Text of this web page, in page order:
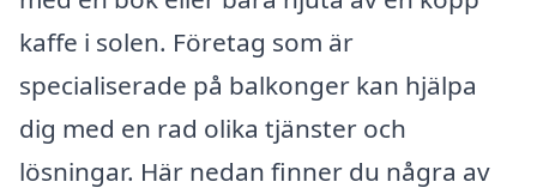
kaffe i solen. Företag som är
specialiserade på balkonger kan hjälpa
dig med en rad olika tjänster och
lösningar. Här nedan finner du några av